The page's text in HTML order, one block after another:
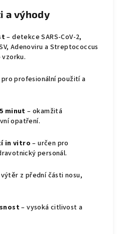
a výhody
– detekce SARS-CoV-2,
Adenoviru a Streptococcus
vzorku.
pro profesionální použití a
minut – okamžitá
opatření.
in vitro – určen pro
personál.
z přední části nosu,
– vysoká citlivost a